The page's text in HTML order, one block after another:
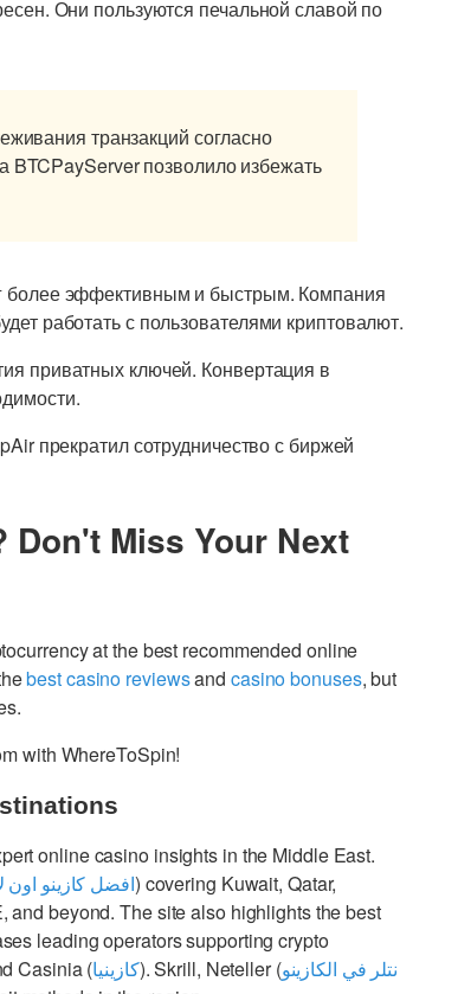
Они пользуются печальной славой по
транзакций согласно
BTCPayServer позволило избежать
более эффективным и быстрым. Компания
работать с пользователями криптовалют.
приватных ключей. Конвертация в
прекратил сотрудничество с биржей
Miss Your Next
at the best recommended online
best casino reviewsand casino bonuses, but
with WhereToSpin!
online casino insights in the Middle East.
افضل كازينو اون) covering Kuwait, Qatar,
and beyond. The site also highlights the best
leading operators supporting crypto
Casinia (كازينيا). Skrill, Neteller (نتلر في الكازينو